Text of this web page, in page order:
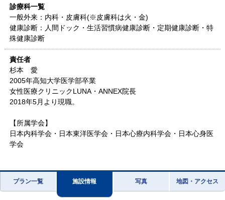
診療科一覧
一般外来：内科・皮膚科(※皮膚科は火・金)
健康診断：人間ドック・生活習慣病健康診断・定期健康診断・特
殊健康診断
責任者
杉本 愛
2005年高知大学医学部卒業
女性医療クリニックLUNA・ANNEX院長
2018年5月より現職。
【所属学会】
日本内科学会・日本東洋医学会・日本心療内科学会・日本心身医
学会
プラン一覧 施設情報 写真 地図・アクセス